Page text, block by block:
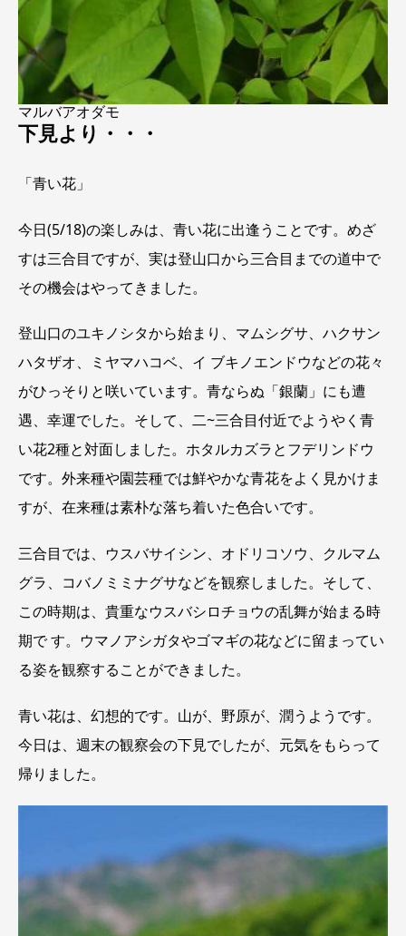
マルバアオダモ
下見より・・・
「青い花」
今日(5/18)の楽しみは、青い花に出逢うことです。めざ
すは三合目ですが、実は登山口から三合目までの道中で
その機会はやってきました。
登山口のユキノシタから始まり、マムシグサ、ハクサン
ハタザオ、ミヤマハコベ、イ ブキノエンドウなどの花々
がひっそりと咲いています。青ならぬ「銀蘭」にも遭
遇、幸運でした。そして、二~三合目付近でようやく青
い花2種と対面しました。ホタルカズラとフデリンドウ
です。外来種や園芸種では鮮やかな青花をよく見かけま
すが、在来種は素朴な落ち着いた色合いです。
三合目では、ウスバサイシン、オドリコソウ、クルマム
グラ、コバノミミナグサなどを観察しました。そして、
この時期は、貴重なウスバシロチョウの乱舞が始まる時
期で す。ウマノアシガタやゴマギの花などに留まってい
る姿を観察することができました。
青い花は、幻想的です。山が、野原が、潤うようです。
今日は、週末の観察会の下見でしたが、元気をもらって
帰りました。